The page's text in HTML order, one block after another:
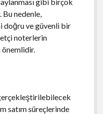
nedenle,
doğru ve güvenli bir
noterlerin
önemlidir.
satım süreçlerinde